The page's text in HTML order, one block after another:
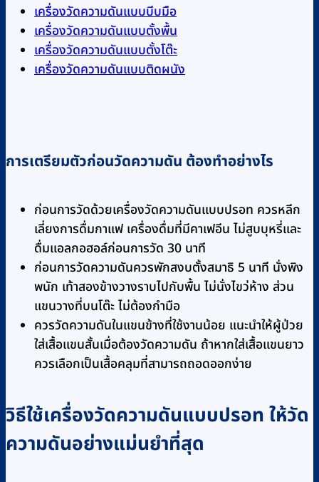
เครื่องวัดความดันแบบบีบมือ
เครื่องวัดความดันแบบตั้งพื้น
เครื่องวัดความดันแบบตั้งโต๊ะ
เครื่องวัดความดันแบบติดผนัง
การเตรียมตัวก่อนวัดความดัน ต้องทำอย่างไร
ก่อนการวัดด้วยเครื่องวัดความดันแบบปรอท ควรหลีก
เลี่ยงการดื่มกาแฟ เครื่องดื่มที่มีคาเฟอีน ไม่สูบบุหรี่และ
ดื่มแอลกอฮอล์ก่อนการวัด 30 นาที
ก่อนการวัดความดันควรพักสงบตั้งสมาธิ 5 นาที นั่งพิง
พนัก เท้าสองข้างวางราบไปกับพื้น ไม่นั่งไขว่ห้าง ส่วน
แขนวางที่บนโต๊ะ ไม่ต้องกำมือ
ควรวัดความดันในแขนข้างที่ใช้งานน้อย แนะนำให้ผู้ป่วย
ใส่เสื้อแขนสั้นเมื่อต้องวัดความดัน ถ้าหากใส่เสื้อแขนยาว
ควรเลือกเป็นเสื้อคลุมที่สามารถถอดออกง่าย
วิธีใช้เครื่องวัดความดันแบบปรอท ให้วัด
ความดันอย่างแม่นยำที่สุด